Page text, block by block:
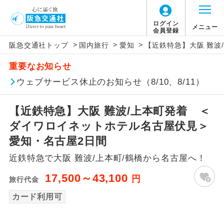
ログイン
会員登録
メニュー
阪急交通社トップ > 国内旅行 > 愛知 > 【近鉄特急】大阪 難
重要なお知らせ
ウェブサービス休止のお知らせ（8/10、8/11）
【近鉄特急】大阪 難波/上本町発着 ＜
ダイワロイネットホテル名古屋伏見＞
愛知・名古屋2日間
近鉄特急で大阪 難波/上本町/鶴橋から名古屋へ！
旅行代金 17,500～43,100 円
カード利用可
アイコン 説明
添乗員同行
往路出発空港（駅）から復路到着空港
（駅）まで同行します。
現地添乗員同
行
現地到着空港（駅）から最終日出発空港
（駅）まで添乗員が同行します。
バスガイド乗
務
バスガイドが乗務し、車内での観光案内
があります。
新コース 初登場のコースです。